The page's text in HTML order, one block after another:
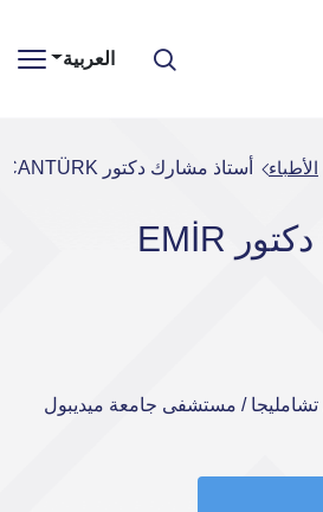
العربية
الأطباء أستاذ مشارك دكتور EMİR CANTÜRK
أستاذ مشارك دكتور EMİR
/ مستشفى جامعة ميديبول